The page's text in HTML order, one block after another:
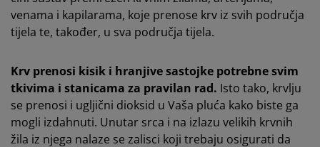
venama i kapilarama, koje prenose krv iz svih područja
tijela te, također, u sva područja tijela.
Krv prenosi kisik i hranjive sastojke potrebne svim
tkivima i stanicama za pravilan rad. Isto tako, krvlju
se prenosi i ugljični dioksid u Vaša pluća kako biste ga
mogli izdahnuti. Unutar srca i na izlazu velikih krvnih
žila iz njega nalaze se zalisci koji trebaju osigurati da